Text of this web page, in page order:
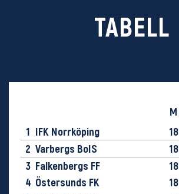
TABELL
M
1 IFK Norrköping 18
2 Varbergs BoIS 18
3 Falkenbergs FF 18
4 Östersunds FK 18